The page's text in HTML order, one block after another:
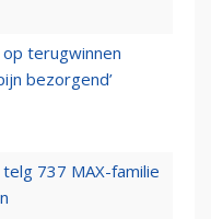
terugwinnen
bezorgend’
737 MAX-familie